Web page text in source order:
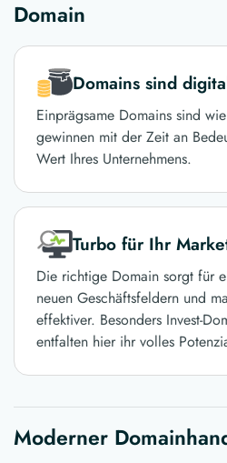
Domain
Domains sind
Einprägsame Domains sind
gewinnen mit der Zeit an
Wert Ihres Unternehmens.
Turbo für Ihr
Die richtige Domain sorgt für
neuen Geschäftsfeldern und
effektiver. Besonders Invest-
entfalten hier ihr volles
Moderner